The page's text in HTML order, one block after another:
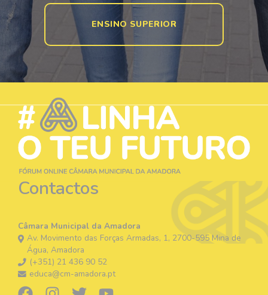
ENSINO SUPERIOR
Contactos
Câmara Municipal da Amadora
Av. Movimento das Forças Armadas, 1, 2700-595 Mina de
Água, Amadora
(+351) 21 436 90 52
educa@cm-amadora.pt